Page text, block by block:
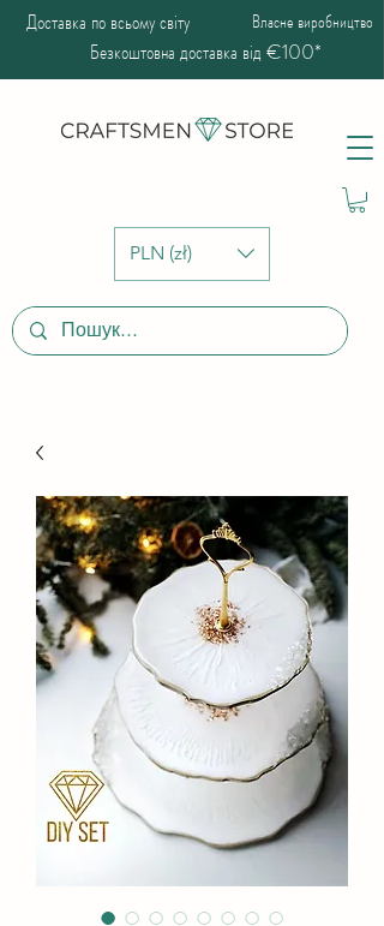
PLN (zł)
Доставка по всьому світу Власне виробництво
Безкоштовна доставка від €100*